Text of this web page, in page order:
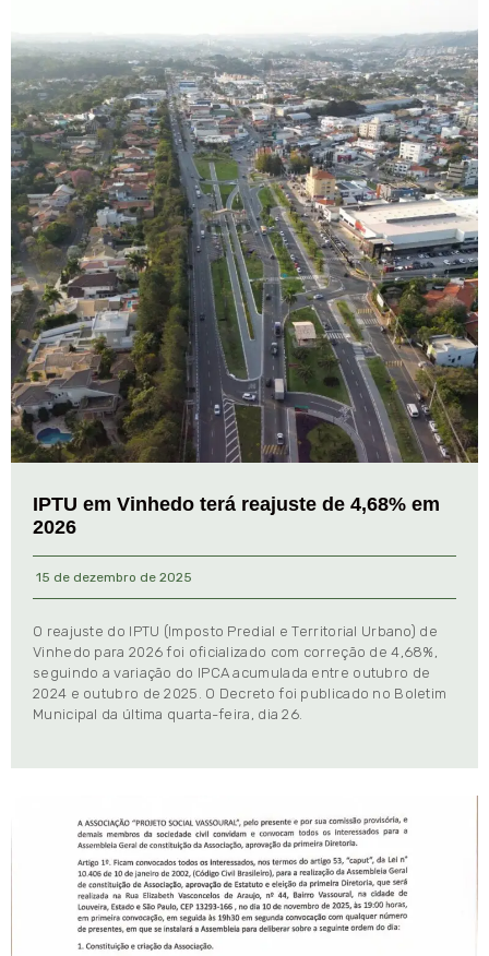
IPTU em Vinhedo terá reajuste de 4,68% em
2026
15 de dezembro de 2025
O reajuste do IPTU (Imposto Predial e Territorial Urbano) de
Vinhedo para 2026 foi oficializado com correção de 4,68%,
seguindo a variação do IPCA acumulada entre outubro de
2024 e outubro de 2025. O Decreto foi publicado no Boletim
Municipal da última quarta-feira, dia 26.